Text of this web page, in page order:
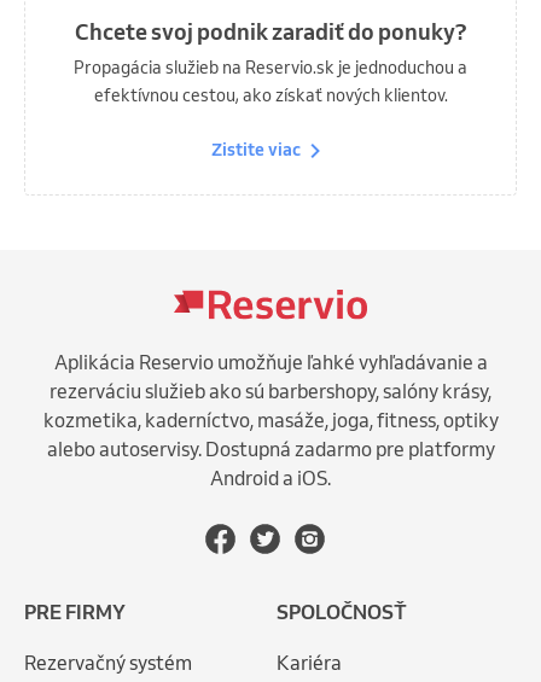
Chcete svoj podnik zaradiť do ponuky?
Propagácia služieb na Reservio.sk je jednoduchou a
efektívnou cestou, ako získať nových klientov.
Zistite viac
Aplikácia Reservio umožňuje ľahké vyhľadávanie a
rezerváciu služieb ako sú barbershopy, salóny krásy,
kozmetika, kaderníctvo, masáže, joga, fitness, optiky
alebo autoservisy. Dostupná zadarmo pre platformy
Android a iOS.
PRE FIRMY
Rezervačný systém
SPOLOČNOSŤ
Kariéra